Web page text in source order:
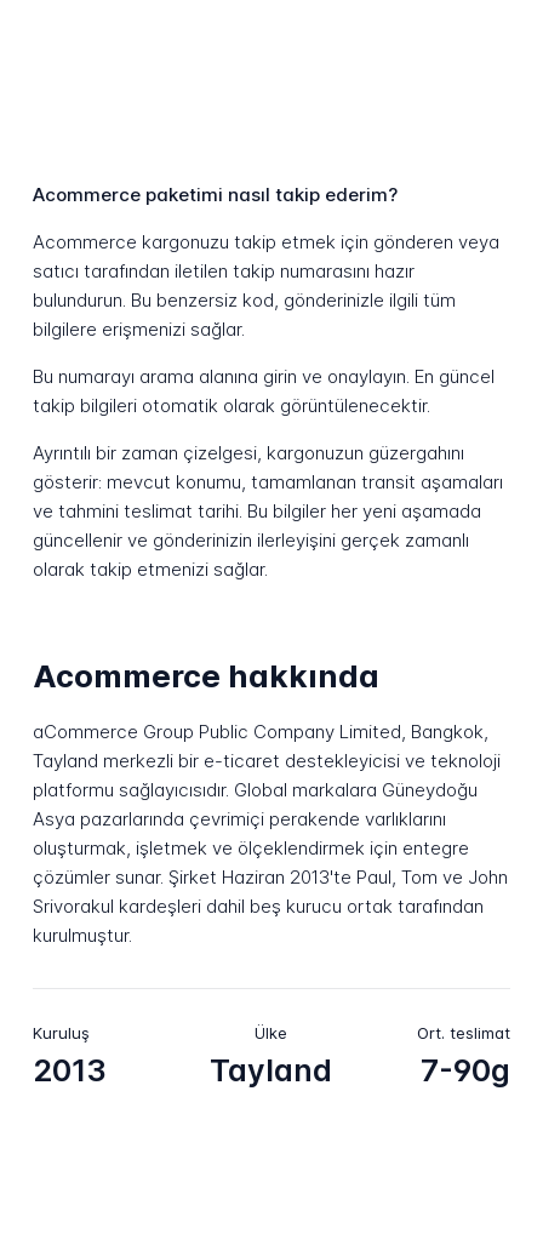
Acommerce paketimi nasıl takip ederim?
Acommerce kargonuzu takip etmek için gönderen veya
satıcı tarafından iletilen takip numarasını hazır
bulundurun. Bu benzersiz kod, gönderinizle ilgili tüm
bilgilere erişmenizi sağlar.
Bu numarayı arama alanına girin ve onaylayın. En güncel
takip bilgileri otomatik olarak görüntülenecektir.
Ayrıntılı bir zaman çizelgesi, kargonuzun güzergahını
gösterir: mevcut konumu, tamamlanan transit aşamaları
ve tahmini teslimat tarihi. Bu bilgiler her yeni aşamada
güncellenir ve gönderinizin ilerleyişini gerçek zamanlı
olarak takip etmenizi sağlar.
Acommerce hakkında
aCommerce Group Public Company Limited, Bangkok,
Tayland merkezli bir e-ticaret destekleyicisi ve teknoloji
platformu sağlayıcısıdır. Global markalara Güneydoğu
Asya pazarlarında çevrimiçi perakende varlıklarını
oluşturmak, işletmek ve ölçeklendirmek için entegre
çözümler sunar. Şirket Haziran 2013'te Paul, Tom ve John
Srivorakul kardeşleri dahil beş kurucu ortak tarafından
kurulmuştur.
Kuruluş
2013
Ülke
Tayland
Ort. teslimat
7-90g